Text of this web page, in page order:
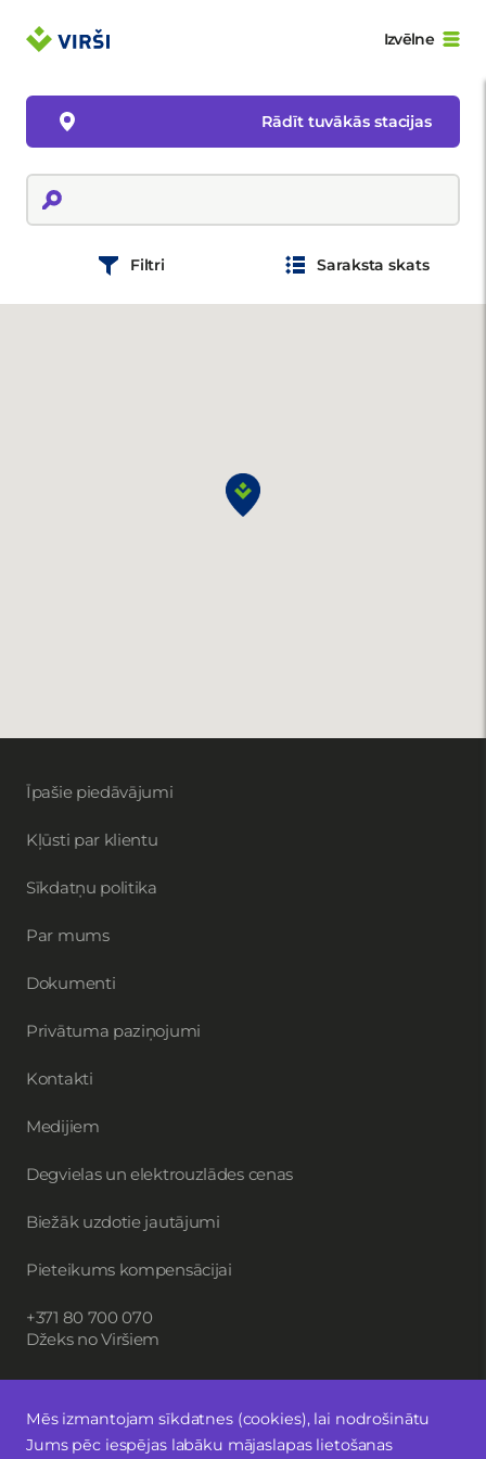
Mēs izmantojam sīkdatnes (cookies), lai nodrošinātu
Jums pēc iespējas labāku mājaslapas lietošanas
Izvēlne
Rādīt tuvākās stacijas
Filtri Saraksta skats
Īpašie piedāvājumi
Kļūsti par klientu
Sīkdatņu politika
Par mums
Dokumenti
Privātuma paziņojumi
Kontakti
Medijiem
Degvielas un elektrouzlādes cenas
Biežāk uzdotie jautājumi
Pieteikums kompensācijai
+371 80 700 070
Džeks no Viršiem
Piesakies jaunumiem